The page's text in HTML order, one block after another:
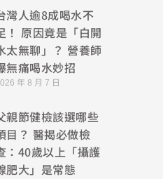
灣人逾8成喝水不
！ 原因竟是「白開
太無聊」？ 營養師
無痛喝水妙招
年 8 月 7 日
親節健檢該選哪些
目？ 醫揭必做檢
：40歲以上「攝護
肥大」是常態